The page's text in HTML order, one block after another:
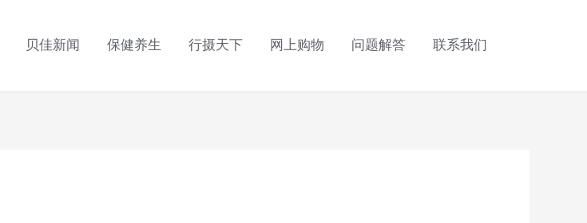
贝佳新闻 保健养生 行摄天下 网上购物 问题解答 联系我们